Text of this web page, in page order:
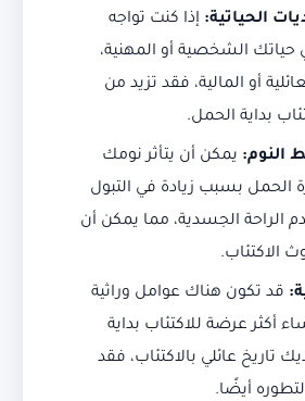
الحياتية: إذا كنت تواجه
الشخصية أو المهنية،
أو المالية، فقد تزيد من
بداية الحمل.
النوم: يمكن أن يتأثر نومك
الحمل بسبب زيادة في التبول
الراحة الجسدية، مما يمكن أن
الاكتئاب.
قد تكون هناك عوامل وراثية
أكثر عرضة للاكتئاب بداية
تاريخ عائلي بالاكتئاب، فقد
أيضًا.